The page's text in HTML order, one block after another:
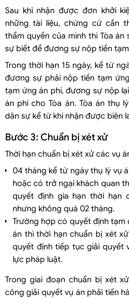
Sau khi nhận được đơn khởi
những tài liệu, chứng cứ cần
thẩm quyền của mình thì Tòa
sự biết để đương sự nộp tiền
Trong thời hạn 15 ngày, kể từ
đương sự phải nộp tiền tạm
tạm ứng án phí, đương sự nộp
án phí cho Tòa án. Tòa án thụ
dân sự kể từ khi nhận được biên
Bước 3: Chuẩn bị xét xử
Thời hạn chuẩn bị xét xử các vụ
04 tháng kể từ ngày thụ lý vụ
hoặc có trở ngại khách quan
quyết định gia hạn thời hạn
nhưng không quá 02 tháng.
Trường hợp có quyết định tạm
án thì thời hạn chuẩn bị xét
quyết định tiếp tục giải quyết
lực pháp luật.
Trong giai đoạn chuẩn bị xét
công giải quyết vụ án phải tiến